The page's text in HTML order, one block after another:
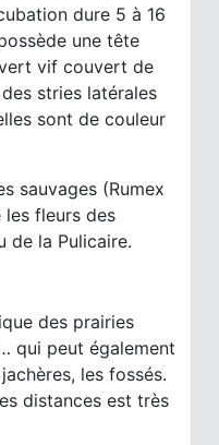
dure 5 à 16
une tête
vif couvert de
stries latérales
sont de couleur
sauvages (Rumex
les fleurs des
de la Pulicaire.
des prairies
qui peut également
les fossés.
distances est très